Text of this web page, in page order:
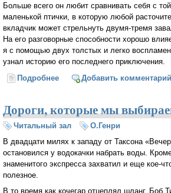
Больше всего он любит сравнивать себя с
маленькой птички, в которую любой
вкладчик может стрельнуть двумя-тремя
На его разговорные способности хорошо
я с помощью двух толстых и легко
узнал историю его последнего приключения.
Подробнее о Поросячья этика (О.Генри)
Добавить комментарий
Дороги, которые мы
Читальный зал
О.Генри
В двадцати милях к западу от Таксона
остановился у водокачки набрать воды.
знаменитого экспресса захватил и еще кое-
полезное.
В то время как кочегар отцеплял шланг, Боб